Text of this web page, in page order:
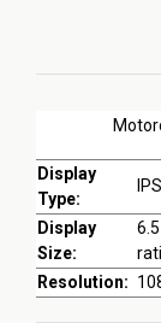
Display
Type:
Display
Size:
Resolution: